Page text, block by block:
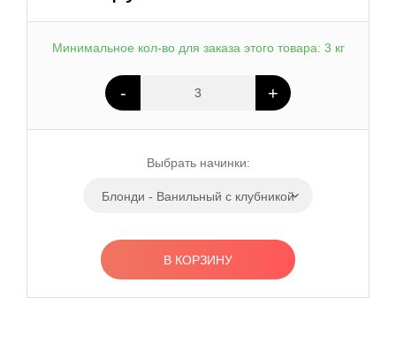
Минимальное кол-во для заказа этого товара: 3 кг
- +
Выбрать начинки:
Блонди - Ванильный с клубникой
В КОРЗИНУ